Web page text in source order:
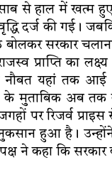
से हाल में खत्म हुए
दर्ज की गई।
सरकार
प्राप्ति का
यहां तक आई
के मुताबिक अब तक
पर रिजर्व
नुकसान हुआ है।
ने कहा कि